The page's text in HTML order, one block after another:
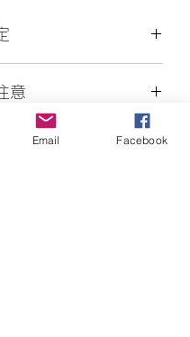
意
インの上、宿泊精算時に
積立金額
Email Facebook